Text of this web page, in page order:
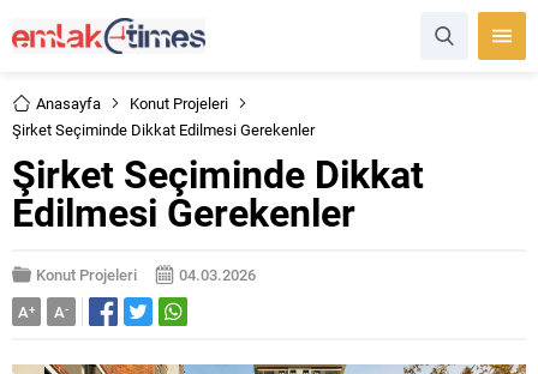
Anasayfa
Konut Projeleri
Şirket Seçiminde Dikkat Edilmesi Gerekenler
Şirket Seçiminde Dikkat
Edilmesi Gerekenler
Konut Projeleri
04.03.2026
A+ A-